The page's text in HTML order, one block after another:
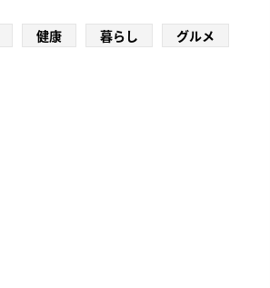
健康 暮らし グルメ